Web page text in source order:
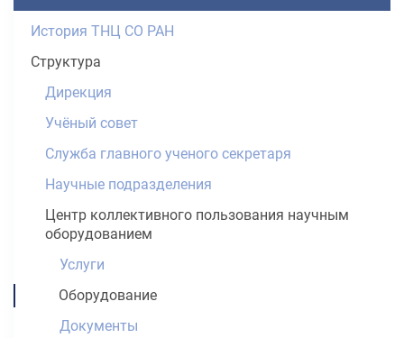
История ТНЦ СО РАН
Структура
Дирекция
Учёный совет
Служба главного ученого секретаря
Научные подразделения
Центр коллективного пользования научным
оборудованием
Услуги
Оборудование
Документы